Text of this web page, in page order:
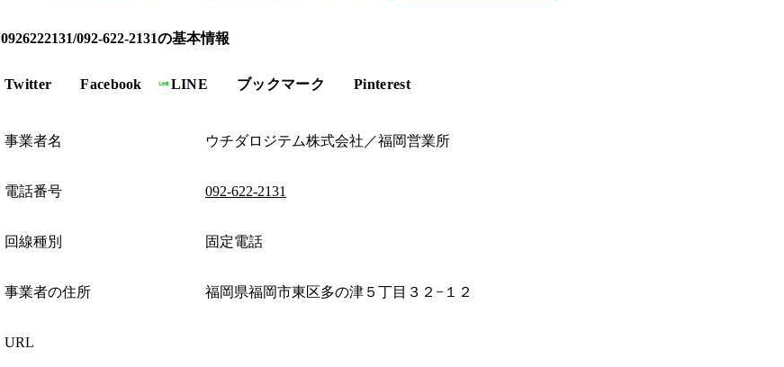
0926222131/092-622-2131の基本情報
Twitter Facebook LINE ブックマーク Pinterest
事業者名 ウチダロジテム株式会社／福岡営業所
電話番号 092-622-2131
回線種別 固定電話
事業者の住所 福岡県福岡市東区多の津５丁目３２−１２
URL